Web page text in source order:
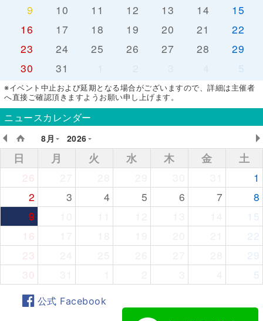
9
10 11 12 13 14
15
16
17 18 19 20 21
22
23
24 25 26 27 28
29
30
31 5
※イベント中止および延期となる場合がございますので、詳細は主催者
へ直接ご確認頂きますようお願い申し上げます。
ニュースカレンダー
8月
2026
日 月 火 水 木 金
土
26
1
2
3 4 5 6 7
8
9
15
16
22
23
29
30
5
公式 Facebook